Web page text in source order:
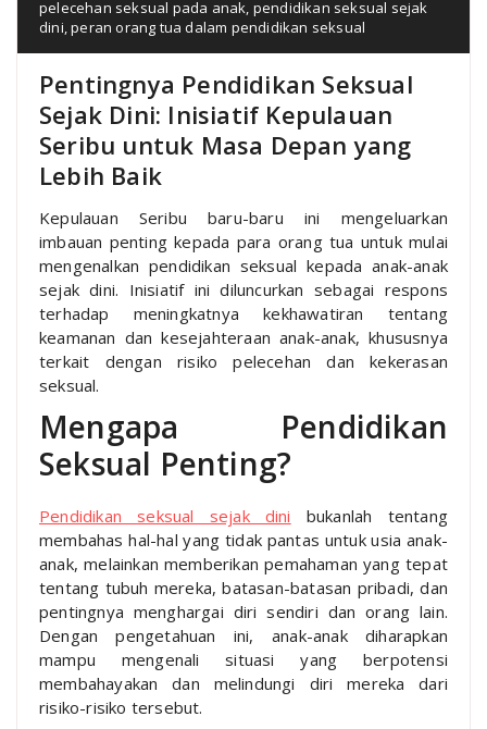
pelecehan seksual pada anak, pendidikan seksual sejak
dini,peran orang tua dalam pendidikan seksual
Pentingnya Pendidikan Seksual
Sejak Dini: Inisiatif Kepulauan
Seribu untuk Masa Depan yang
Lebih Baik
Kepulauan Seribu baru-baru ini mengeluarkan
imbauan penting kepada para orang tua untuk mulai
mengenalkan pendidikan seksual kepada anak-anak
sejak dini. Inisiatif ini diluncurkan sebagai respons
terhadap meningkatnya kekhawatiran tentang
keamanan dan kesejahteraan anak-anak, khususnya
terkait dengan risiko pelecehan dan kekerasan
seksual.
Mengapa Pendidikan
Seksual Penting?
Pendidikan seksual sejak dini bukanlah tentang
membahas hal-hal yang tidak pantas untuk usia anak-
anak, melainkan memberikan pemahaman yang tepat
tentang tubuh mereka, batasan-batasan pribadi, dan
pentingnya menghargai diri sendiri dan orang lain.
Dengan pengetahuan ini, anak-anak diharapkan
mampu mengenali situasi yang berpotensi
membahayakan dan melindungi diri mereka dari
risiko-risiko tersebut.